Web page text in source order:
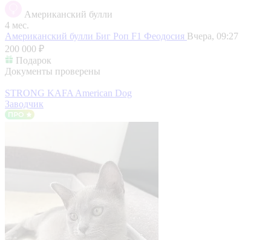
Американский булли
4 мес.
Американский булли Биг Роп F1 Феодосия Вчера, 09:27
200 000 ₽
Подарок
Документы проверены
STRONG KAFA American Dog
Заводчик